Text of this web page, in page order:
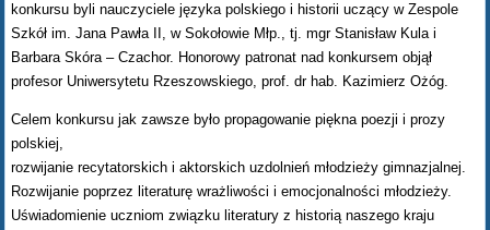
konkursu byli nauczyciele języka polskiego i historii uczący w Zespole
Szkół im. Jana Pawła II, w Sokołowie Młp., tj. mgr Stanisław Kula i
Barbara Skóra – Czachor. Honorowy patronat nad konkursem objął
profesor Uniwersytetu Rzeszowskiego, prof. dr hab. Kazimierz Ożóg.
Celem konkursu jak zawsze było propagowanie piękna poezji i prozy
polskiej,
rozwijanie recytatorskich i aktorskich uzdolnień młodzieży gimnazjalnej.
Rozwijanie poprzez literaturę wrażliwości i emocjonalności młodzieży.
Uświadomienie uczniom związku literatury z historią naszego kraju